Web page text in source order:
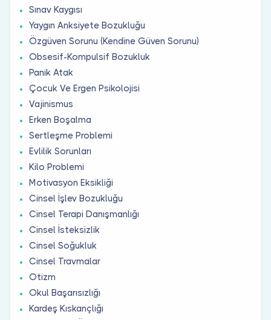
Sınav Kaygısı
Yaygın Anksiyete Bozukluğu
Özgüven Sorunu (Kendine Güven Sorunu)
Obsesif-Kompulsif Bozukluk
Panik Atak
Çocuk Ve Ergen Psikolojisi
Vajinismus
Erken Boşalma
Sertleşme Problemi
Evlilik Sorunları
Kilo Problemi
Motivasyon Eksikliği
Cinsel İşlev Bozukluğu
Cinsel Terapi Danışmanlığı
Cinsel İsteksizlik
Cinsel Soğukluk
Cinsel Travmalar
Otizm
Okul Başarısızlığı
Kardeş Kıskançlığı